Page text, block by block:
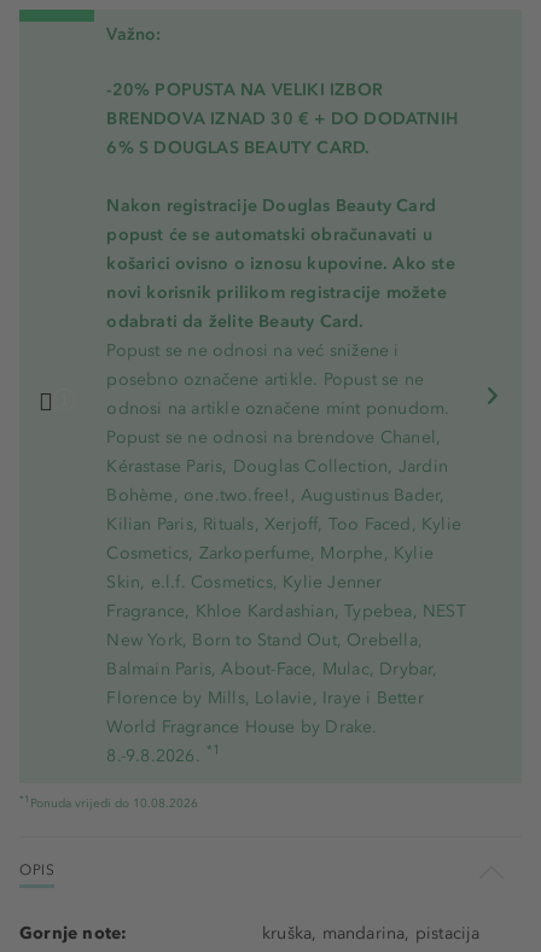
Važno:
-20% POPUSTA NA VELIKI IZBOR
BRENDOVA IZNAD 30 € + DO DODATNIH
6% S DOUGLAS BEAUTY CARD.
Nakon registracije Douglas Beauty Card
popust će se automatski obračunavati u
košarici ovisno o iznosu kupovine. Ako ste
novi korisnik prilikom registracije možete
odabrati da želite Beauty Card.
Popust se ne odnosi na već snižene i
posebno označene artikle. Popust se ne
odnosi na artikle označene mint ponudom.
Popust se ne odnosi na brendove Chanel,
Kérastase Paris, Douglas Collection, Jardin
Bohème, one.two.free!, Augustinus Bader,
Kilian Paris, Rituals, Xerjoff, Too Faced, Kylie
Cosmetics, Zarkoperfume, Morphe, Kylie
Skin, e.l.f. Cosmetics, Kylie Jenner
Fragrance, Khloe Kardashian, Typebea, NEST
New York, Born to Stand Out, Orebella,
Balmain Paris, About-Face, Mulac, Drybar,
Florence by Mills, Lolavie, Iraye i Better
World Fragrance House by Drake.
8.-9.8.2026. *1
*1 Ponuda vrijedi do 10.08.2026
OPIS
Gornje note:
kruška, mandarina, pistacija